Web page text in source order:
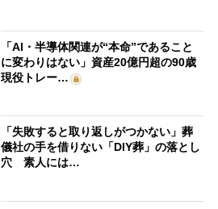
「AI・半導体関連が“本命”であること
に変わりはない」資産20億円超の90歳
現役トレー…
「失敗すると取り返しがつかない」葬
儀社の手を借りない「DIY葬」の落とし
穴 素人には…